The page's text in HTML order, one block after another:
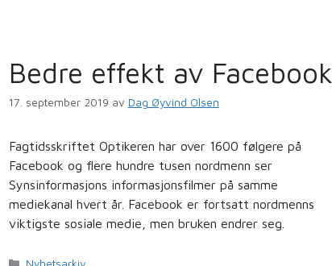
Bedre effekt av Facebook
17. september 2019 av Dag Øyvind Olsen
Fagtidsskriftet Optikeren har over 1600 følgere på
Facebook og flere hundre tusen nordmenn ser
Synsinformasjons informasjonsfilmer på samme
mediekanal hvert år. Facebook er fortsatt nordmenns
viktigste sosiale medie, men bruken endrer seg.
Kategorier
Nyhetsarkiv